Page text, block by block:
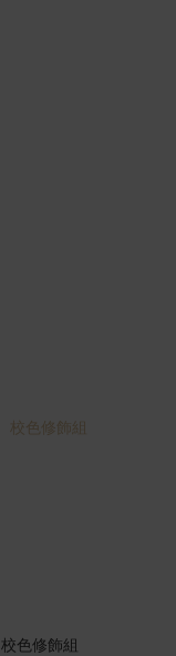
校色修飾組